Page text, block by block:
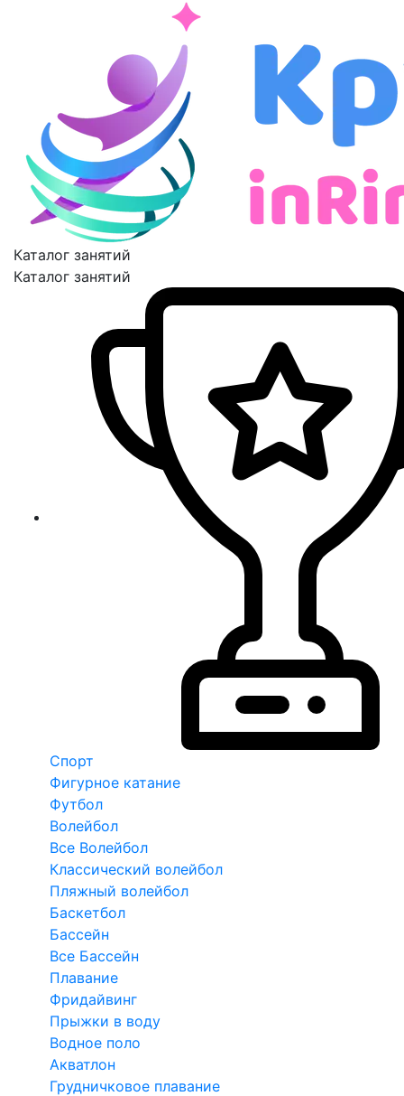
Каталог занятий
Каталог занятий
Спорт
Фигурное катание
Футбол
Волейбол
Все Волейбол
Классический волейбол
Пляжный волейбол
Баскетбол
Бассейн
Все Бассейн
Плавание
Фридайвинг
Прыжки в воду
Водное поло
Акватлон
Грудничковое плавание